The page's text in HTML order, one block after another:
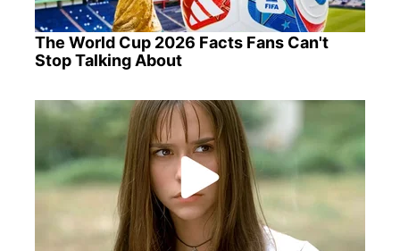
The World Cup 2026 Facts Fans Can't
Stop Talking About